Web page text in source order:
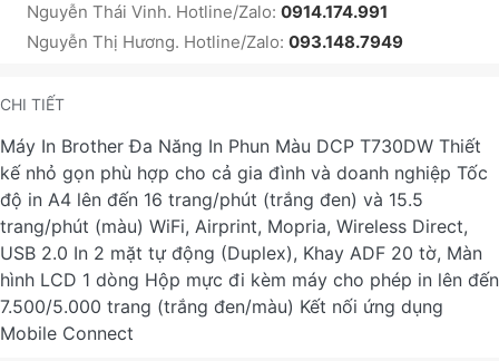
Nguyễn Thái Vinh. Hotline/Zalo: 0914.174.991
Nguyễn Thị Hương. Hotline/Zalo: 093.148.7949
CHI TIẾT
Máy In Brother Đa Năng In Phun Màu DCP T730DW Thiết
kế nhỏ gọn phù hợp cho cả gia đình và doanh nghiệp Tốc
độ in A4 lên đến 16 trang/phút (trắng đen) và 15.5
trang/phút (màu) WiFi, Airprint, Mopria, Wireless Direct,
USB 2.0 In 2 mặt tự động (Duplex), Khay ADF 20 tờ, Màn
hình LCD 1 dòng Hộp mực đi kèm máy cho phép in lên đến
7.500/5.000 trang (trắng đen/màu) Kết nối ứng dụng
Mobile Connect